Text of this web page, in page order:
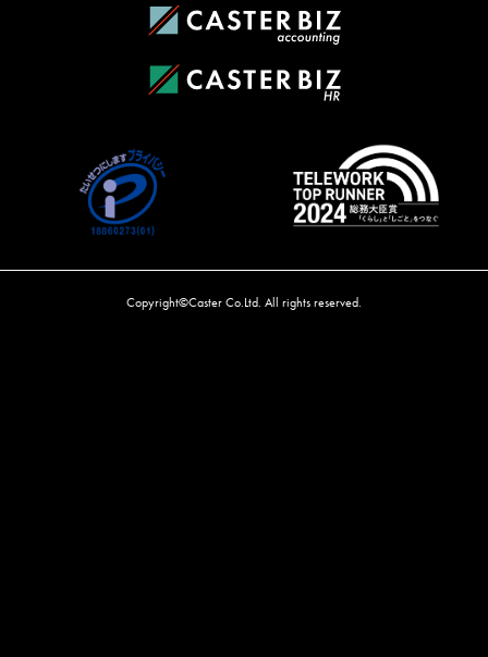
Copyright©Caster Co.Ltd. All rights reserved.